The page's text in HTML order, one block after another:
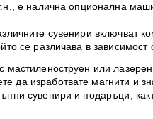
е налична опционална
сувенири включват
се различава в зависимост
мастиленоструен или
да изработвате магнити и
сувенири и подаръци,